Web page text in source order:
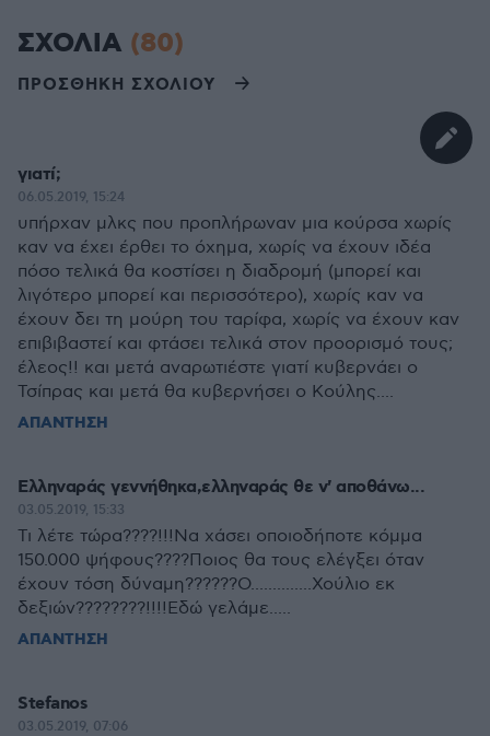
ΣΧΟΛΙΑ (80)
ΠΡΟΣΘΗΚΗ ΣΧΟΛΙΟΥ
γιατί;
06.05.2019, 15:24
υπήρχαν μλκς που προπλήρωναν μια κούρσα χωρίς
καν να έχει έρθει το όχημα, χωρίς να έχουν ιδέα
πόσο τελικά θα κοστίσει η διαδρομή (μπορεί και
λιγότερο μπορεί και περισσότερο), χωρίς καν να
έχουν δει τη μούρη του ταρίφα, χωρίς να έχουν καν
επιβιβαστεί και φτάσει τελικά στον προορισμό τους;
έλεος!! και μετά αναρωτιέστε γιατί κυβερνάει ο
Τσίπρας και μετά θα κυβερνήσει ο Κούλης....
ΑΠΑΝΤΗΣΗ
Ελληναράς γεννήθηκα,ελληναράς θε ν' αποθάνω...
03.05.2019, 15:33
Τι λέτε τώρα????!!!Να χάσει οποιοδήποτε κόμμα
150.000 ψήφους????Ποιος θα τους ελέγξει όταν
έχουν τόση δύναμη??????Ο..............Χούλιο εκ
δεξιών????????!!!!Εδώ γελάμε.....
ΑΠΑΝΤΗΣΗ
Stefanos
03.05.2019, 07:06